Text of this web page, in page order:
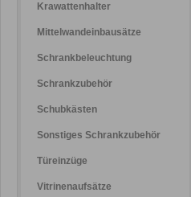
Krawattenhalter
Mittelwandeinbausätze
Schrankbeleuchtung
Schrankzubehör
Schubkästen
Sonstiges Schrankzubehör
Türeinzüge
Vitrinenaufsätze